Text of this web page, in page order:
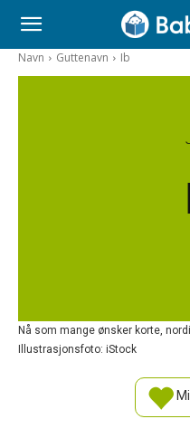
Navn Guttenavn Ib
Nå som mange ønsker korte,
Illustrasjonsfoto: iStock